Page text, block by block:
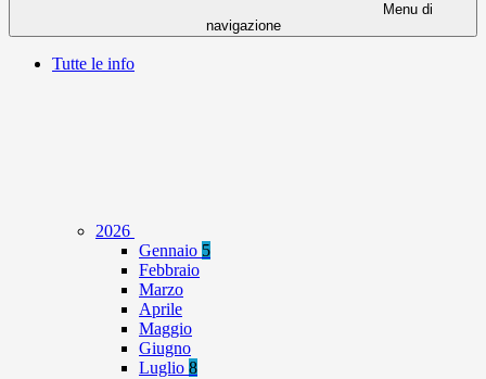
Menu di
navigazione
Tutte le info
2026
Gennaio 5
Febbraio
Marzo
Aprile
Maggio
Giugno
Luglio 8